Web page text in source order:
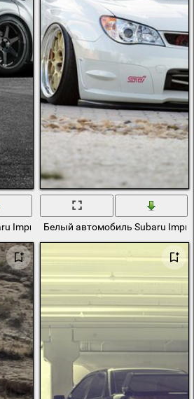
Impreza WRX стаит на
Белый автомобиль Subaru